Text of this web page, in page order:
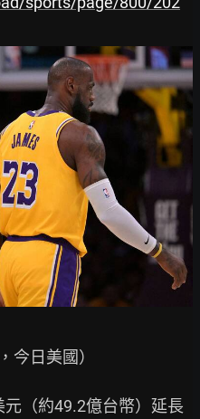
今日美國）
（約49.2億台幣）延長